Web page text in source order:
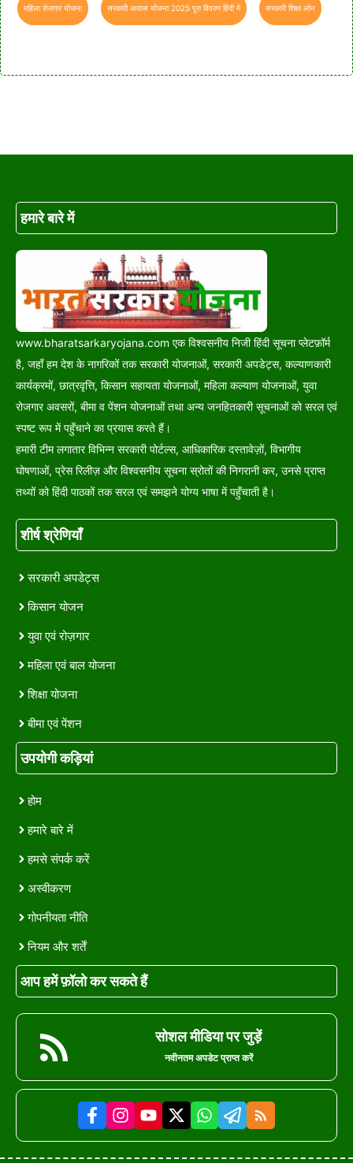
महिला रोजगार योजना सरकारी आवास योजना 2025 पूरा विवरण हिंदी में सरकारी शिक्षा लोन
हमारे बारे में
www.bharatsarkaryojana.com एक विश्वसनीय निजी हिंदी सूचना प्लेटफ़ॉर्म
है, जहाँ हम देश के नागरिकों तक सरकारी योजनाओं, सरकारी अपडेट्स, कल्याणकारी
कार्यक्रमों, छात्रवृत्ति, किसान सहायता योजनाओं, महिला कल्याण योजनाओं, युवा
रोजगार अवसरों, बीमा व पेंशन योजनाओं तथा अन्य जनहितकारी सूचनाओं को सरल एवं
स्पष्ट रूप में पहुँचाने का प्रयास करते हैं।
हमारी टीम लगातार विभिन्न सरकारी पोर्टल्स, आधिकारिक दस्तावेज़ों, विभागीय
घोषणाओं, प्रेस रिलीज़ और विश्वसनीय सूचना स्रोतों की निगरानी कर, उनसे प्राप्त
तथ्यों को हिंदी पाठकों तक सरल एवं समझने योग्य भाषा में पहुँचाती है।
शीर्ष श्रेणियाँ
सरकारी अपडेट्स
किसान योजन
युवा एवं रोज़गार
महिला एवं बाल योजना
शिक्षा योजना
बीमा एवं पेंशन
उपयोगी कड़ियां
होम
हमारे बारे में
हमसे संपर्क करें
अस्वीकरण
गोपनीयता नीति
नियम और शर्तें
आप हमें फ़ॉलो कर सकते हैं
सोशल मीडिया पर जुड़ें
नवीनतम अपडेट प्राप्त करें